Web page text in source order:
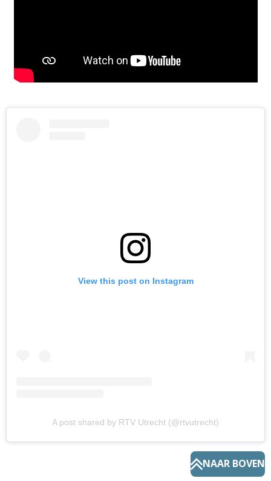
View this post on Instagram
A post shared by RTV Utrecht (@rtvutrecht)
NAAR BOVEN